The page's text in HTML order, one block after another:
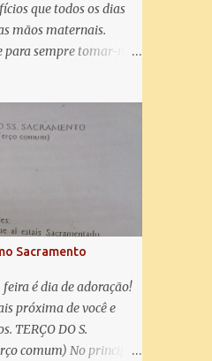
que todos os dias
mãos maternais.
para sempre tomar-nos
Rainha , Mãe de
esperança nossa,
os degredados filhos
gemendo e
de lágrimas. Eia, pois,
vossos olhos
volvei, e depois deste
Jesus. Bendito é o
ó clemente, ó piedosa,
Maria. Rogai por
Para que sejamos
de Cristo. Amém.
Sacramento
é dia de adoração!
próxima de você e
TERÇO DO S.
comum) No principio: